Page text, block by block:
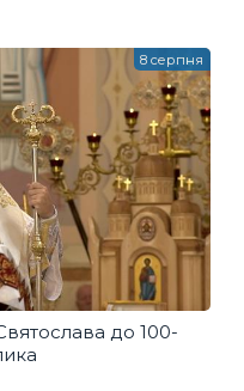
до 100-
8 серпня